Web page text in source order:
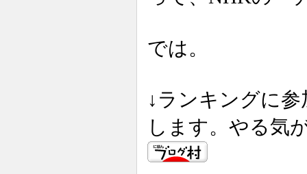
では。
↓ランキングに
します。やる気